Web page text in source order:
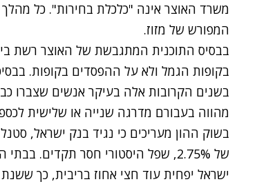
משרד האוצר אינה "כלכלת בחירות". כל
המפורש של מזוז.
בבסיס התוכנית המתגבשת של האוצר רשת
בקופות הגמל ולא על ההפסדים בקופות.
בשנים הקרובות אלה בעיקר אנשים שצברו
מהווה בעבורם מדרגה שנייה או שלישית
בשוק ההון מעריכים כי נגיד בנק ישראל,